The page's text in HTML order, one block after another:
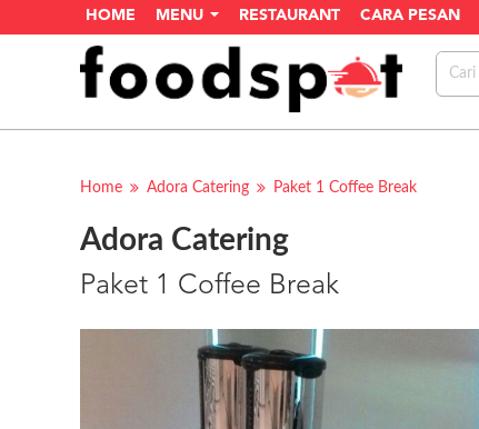
HOME MENU RESTAURANT CARA PESAN
Home Adora Catering Paket 1 Coffee Break
Adora Catering
Paket 1 Coffee Break